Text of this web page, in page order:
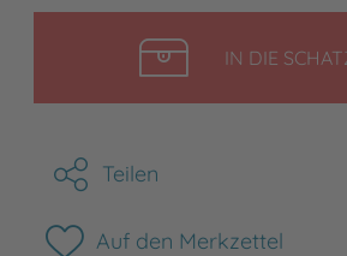
IN DIE
Teilen
Auf den Merkzettel